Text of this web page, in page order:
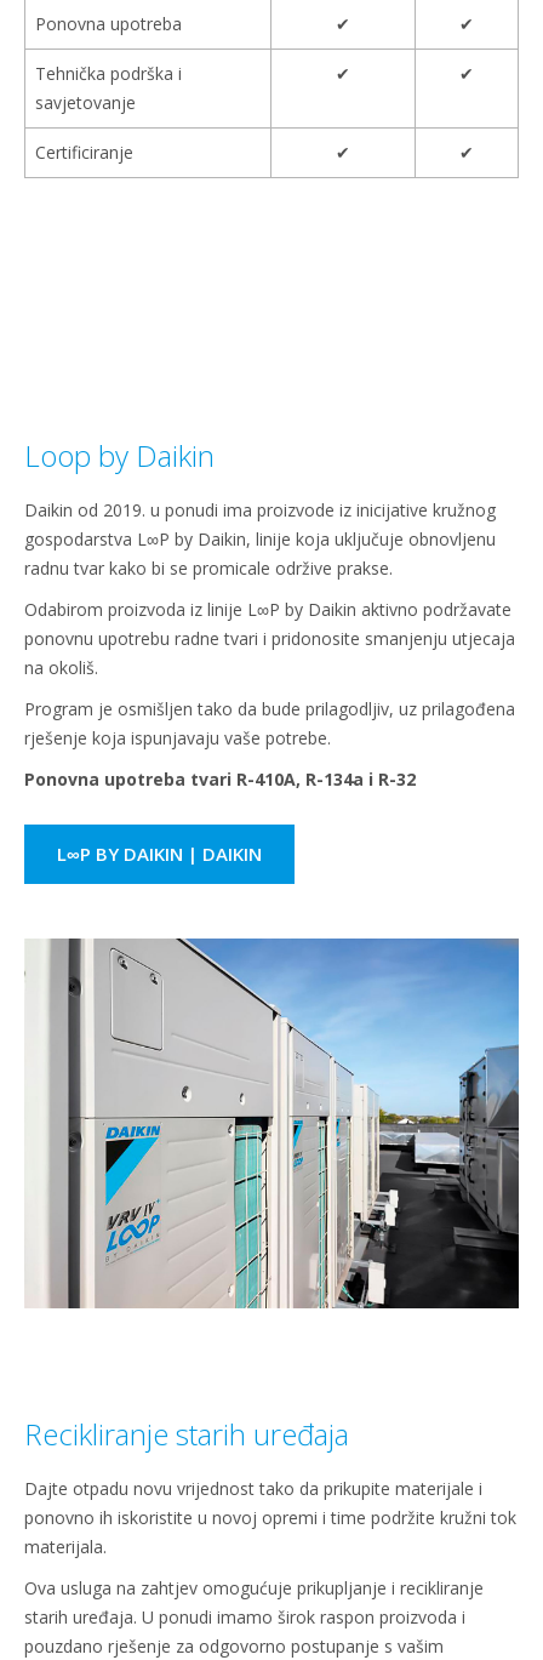
Ponovna upotreba ✔ ✔
Tehnička podrška i
savjetovanje
✔ ✔
Certificiranje ✔ ✔
Loop by Daikin
Daikin od 2019. u ponudi ima proizvode iz inicijative kružnog
gospodarstva L∞P by Daikin, linije koja uključuje obnovljenu
radnu tvar kako bi se promicale održive prakse.
Odabirom proizvoda iz linije L∞P by Daikin aktivno podržavate
ponovnu upotrebu radne tvari i pridonosite smanjenju utjecaja
na okoliš.
Program je osmišljen tako da bude prilagodljiv, uz prilagođena
rješenje koja ispunjavaju vaše potrebe.
Ponovna upotreba tvari R-410A, R-134a i R-32
L∞P BY DAIKIN | DAIKIN
Recikliranje starih uređaja
Dajte otpadu novu vrijednost tako da prikupite materijale i
ponovno ih iskoristite u novoj opremi i time podržite kružni tok
materijala.
Ova usluga na zahtjev omogućuje prikupljanje i recikliranje
starih uređaja. U ponudi imamo širok raspon proizvoda i
pouzdano rješenje za odgovorno postupanje s vašim